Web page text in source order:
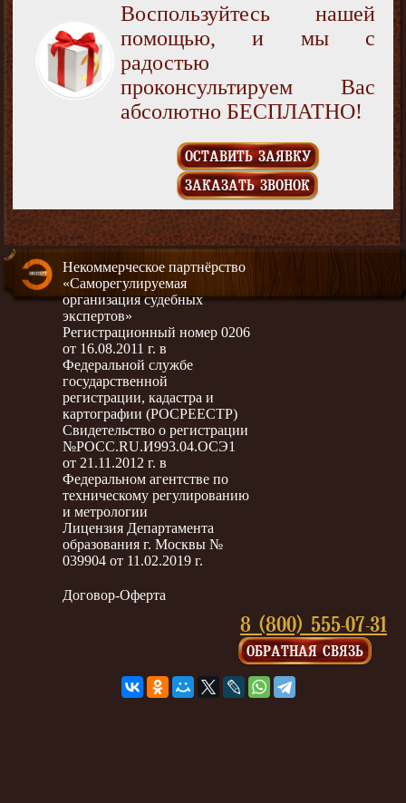
Воспользуйтесь нашей
помощью, и мы с
радостью
проконсультируем Вас
абсолютно БЕСПЛАТНО!
ОСТАВИТЬ ЗАЯВКУ
ЗАКАЗАТЬ ЗВОНОК
Некоммерческое партнёрство
«Саморегулируемая
организация судебных
экспертов»
Регистрационный номер 0206
от 16.08.2011 г. в
Федеральной службе
государственной
регистрации, кадастра и
картографии (РОСРЕЕСТР)
Свидетельство о регистрации
№РОСС.RU.И993.04.ОСЭ1
от 21.11.2012 г. в
Федеральном агентстве по
техническому регулированию
и метрологии
Лицензия Департамента
образования г. Москвы №
039904 от 11.02.2019 г.
Договор-Оферта
8 (800) 555-07-31
ОБРАТНАЯ СВЯЗЬ